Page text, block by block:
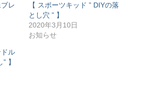
レ
【 スポーツキッド ” DIYの落
とし穴 ” 】
2020年3月10日
お知らせ
ドル
】